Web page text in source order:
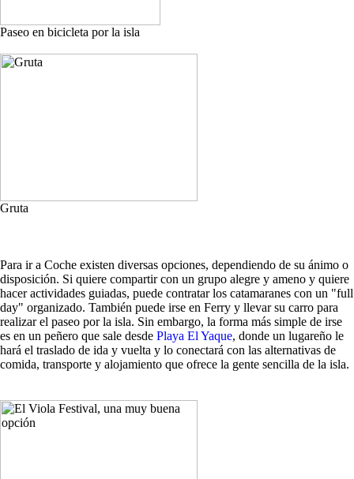
Paseo en bicicleta por la isla
Gruta
Para ir a Coche existen diversas opciones, dependiendo de su ánimo o
disposición. Si quiere compartir con un grupo alegre y ameno y quiere
hacer actividades guiadas, puede contratar los catamaranes con un "full
day" organizado. También puede irse en Ferry y llevar su carro para
realizar el paseo por la isla. Sin embargo, la forma más simple de irse
es en un peñero que sale desde Playa El Yaque, donde un lugareño le
hará el traslado de ida y vuelta y lo conectará con las alternativas de
comida, transporte y alojamiento que ofrece la gente sencilla de la isla.